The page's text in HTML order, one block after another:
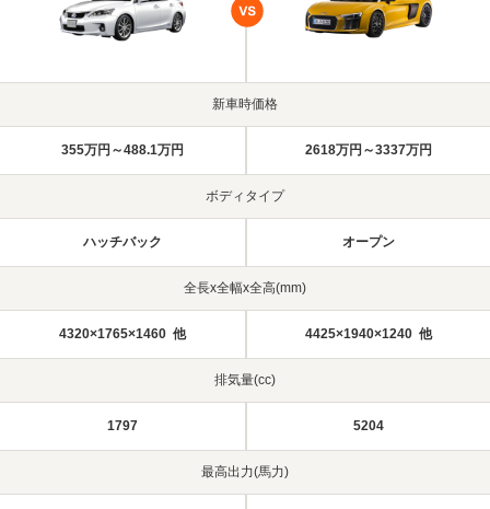
新車時価格
355万円～488.1万円 2618万円～3337万円
ボディタイプ
ハッチバック オープン
全長x全幅x全高(mm)
4320×1765×1460 他 4425×1940×1240 他
排気量(cc)
1797 5204
最高出力(馬力)